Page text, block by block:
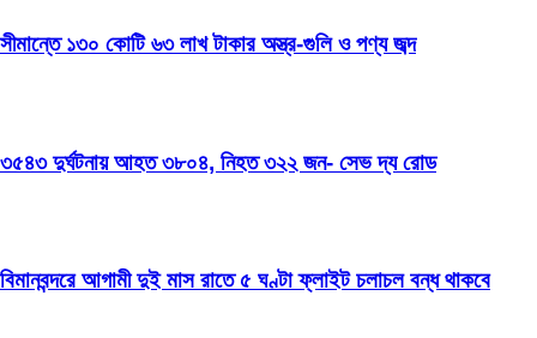
সীমান্তে ১৩০ কোটি ৬৩ লাখ টাকার অস্ত্র-গুলি ও পণ্য জব্দ
৩৫৪৩ দুর্ঘটনায় আহত ৩৮০৪, নিহত ৩২২ জন- সেভ দ্য রোড
বিমানবন্দরে আগামী দুই মাস রাতে ৫ ঘণ্টা ফ্লাইট চলাচল বন্ধ থাকবে